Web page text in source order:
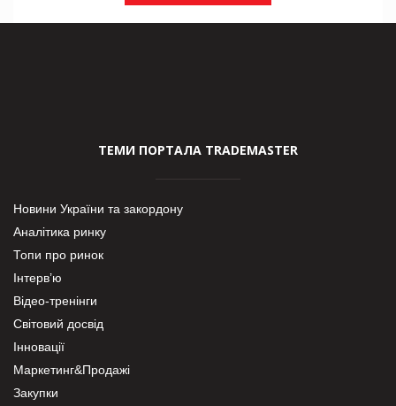
ТЕМИ ПОРТАЛА TRADEMASTER
Новини України та закордону
Аналітика ринку
Топи про ринок
Інтерв’ю
Відео-тренінги
Світовий досвід
Інновації
Маркетинг&Продажі
Закупки